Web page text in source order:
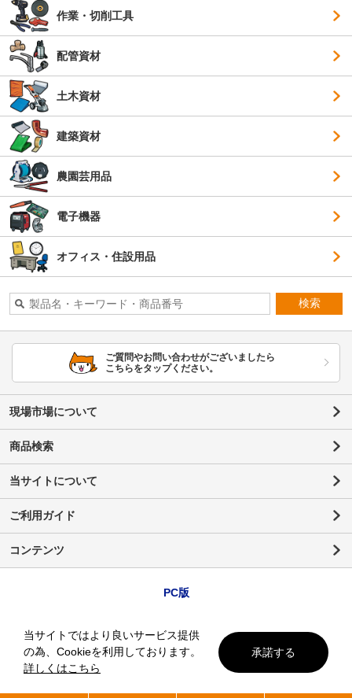
作業・切削工具
配管資材
土木資材
建築資材
農園芸用品
電子機器
オフィス・住設用品
検索
ご質問やお問い合わせがございましたら
こちらをタップください。
現場市場について
商品検索
当サイトについて
ご利用ガイド
コンテンツ
PC版
当サイトではより良いサービス提供
の為、Cookieを利用しております。
詳しくはこちら
承諾する